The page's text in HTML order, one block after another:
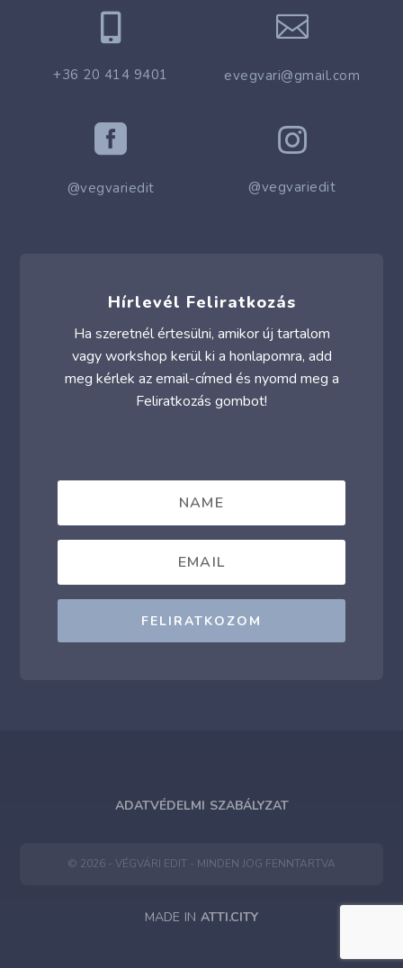

+36 20 414 9401

evegvari@gmail.com

@vegvariedit

@vegvariedit
Hírlevél Feliratkozás
Ha szeretnél értesülni, amikor új tartalom
vagy workshop kerül ki a honlapomra, add
meg kérlek az email-címed és nyomd meg a
Feliratkozás gombot!
FELIRATKOZOM
ADATVÉDELMI SZABÁLYZAT
© 2026 - VÉGVÁRI EDIT - MINDEN JOG FENNTARTVA
MADE IN ATTI.CITY